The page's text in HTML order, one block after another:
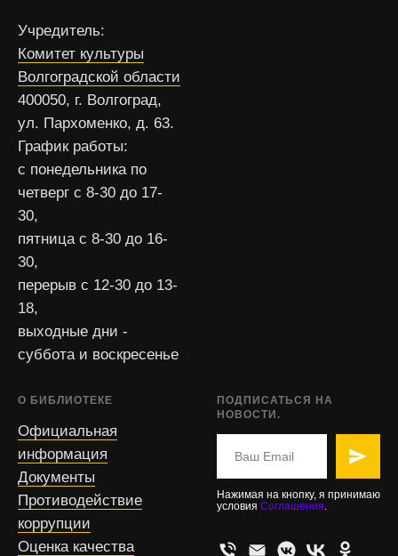
Учредитель:
Комитет культуры
Волгоградской области
400050, г. Волгоград,
ул. Пархоменко, д. 63.
График работы:
с понедельника по
четверг с 8-30 до 17-
30,
пятница с 8-30 до 16-
30,
перерыв с 12-30 до 13-
18,
выходные дни -
суббота и воскресенье
О БИБЛИОТЕКЕ
Официальная
информация
Документы
Противодействие
коррупции
Оценка качества
ПОДПИСАТЬСЯ НА
НОВОСТИ.
Нажимая на кнопку, я принимаю
условия Соглашения.